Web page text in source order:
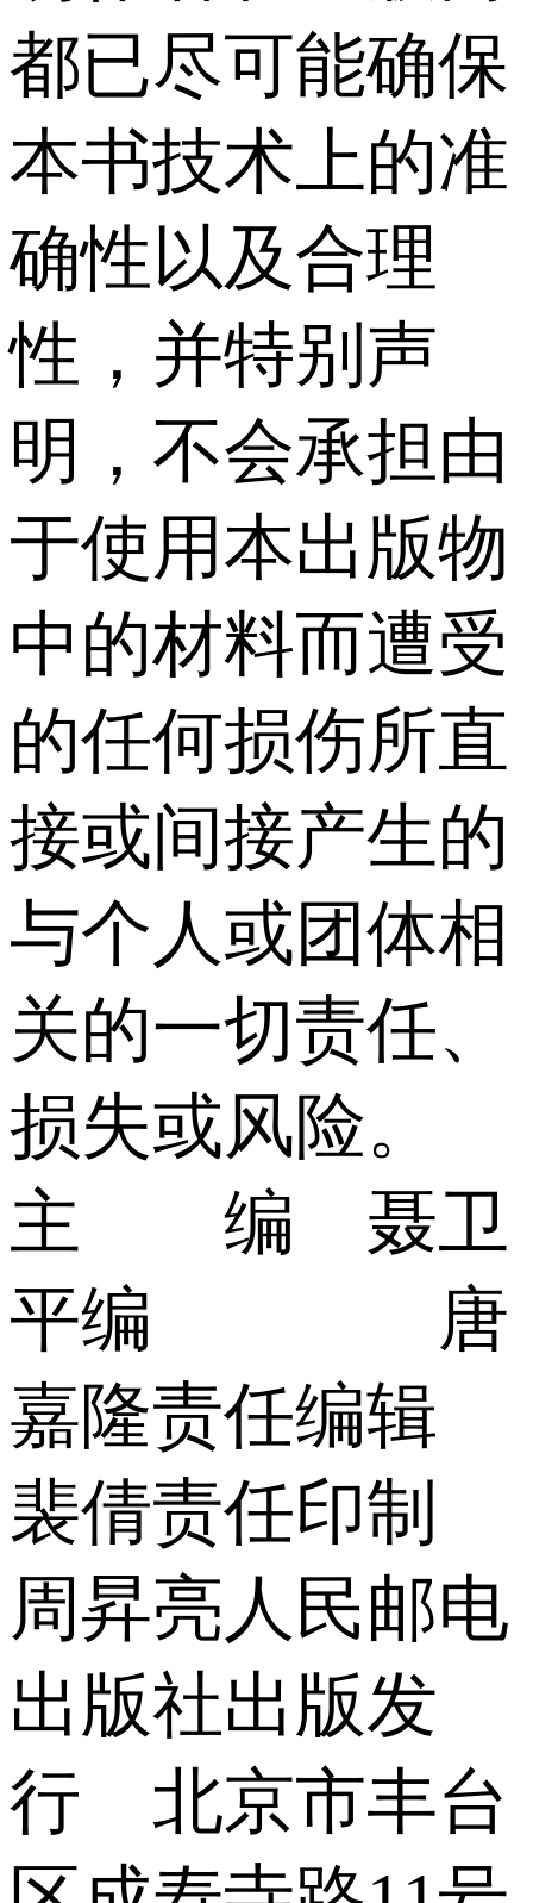
都已尽可能确保
本书技术上的准
确性以及合理
性，并特别声
明，不会承担由
于使用本出版物
中的材料而遭受
的任何损伤所直
接或间接产生的
与个人或团体相
关的一切责任、
损失或风险。
主 编 聂卫
平编 唐
嘉隆责任编辑
裴倩责任印制
周昇亮人民邮电
出版社出版发
行 北京市丰台